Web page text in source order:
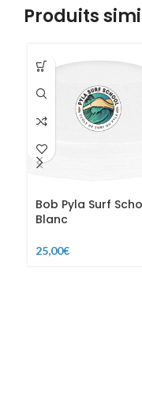
Produits
Bob Pyla Surf
Blanc
25,00€